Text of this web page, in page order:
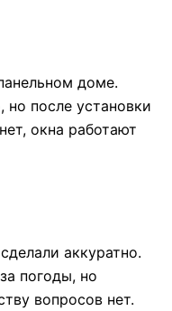
доме.
но после установки
окна работают
аккуратно.
погоды, но
вопросов нет.